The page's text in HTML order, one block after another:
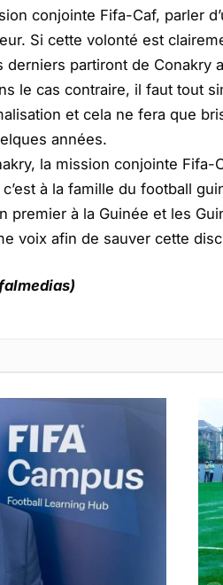
conjointe Fifa-Caf, parler
Si cette volonté est
derniers partiront de Conakry
le cas contraire, il faut tout
et cela ne fera que
années.
la mission conjointe
à la famille du football
premier à la Guinée et les
voix afin de sauver cette